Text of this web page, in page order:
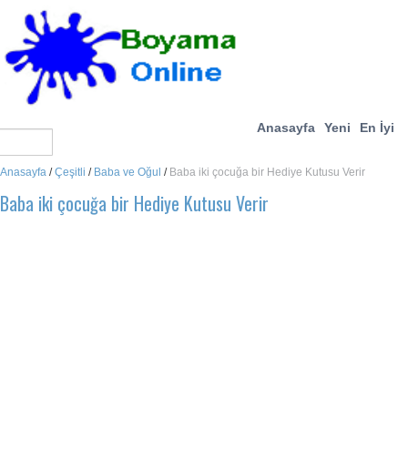
Anasayfa Yeni En İyi
Anasayfa /Çeşitli / Baba ve Oğul / Baba iki çocuğa bir Hediye Kutusu Verir
Baba iki çocuğa bir Hediye Kutusu Verir